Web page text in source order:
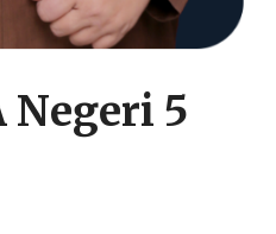
Negeri 5